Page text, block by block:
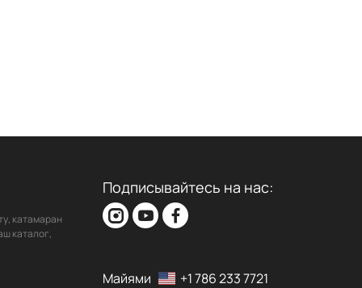
катамаран
каталог,
Подписывайтесь на нас:
Майями
+1 786 233 7721